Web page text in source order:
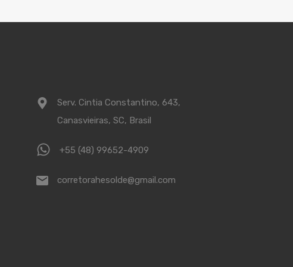
Serv. Cintia Constantino, 643,
Canasvieiras, SC, Brasil
+55 (48) 99652-4909
corretorahesolde@gmail.com